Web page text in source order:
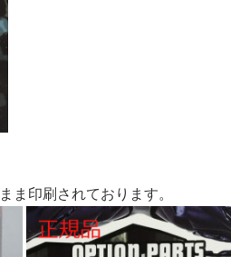
ま印刷されております。